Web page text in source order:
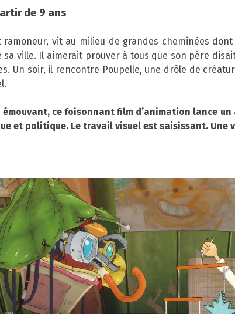
de 9 ans
vit au milieu de grandes cheminées dont
sa ville. Il aimerait prouver à tous que son père
Un soir, il rencontre Poupelle, une drôle de
ce foisonnant film d’animation lance
et politique. Le travail visuel est saisissant. Une